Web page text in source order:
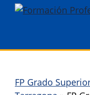
Saltar
FP Grado